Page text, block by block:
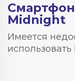
Смартфон
Midnight
Имеется
использовать